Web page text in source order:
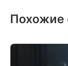
Похожие